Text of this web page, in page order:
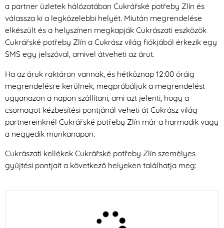
a partner üzletek hálózatában Cukrářské potřeby Zlín és
válassza ki a legközelebbi helyét. Miután megrendelése
elkészült és a helyszínen megkapják Cukrászati eszközök
Cukrářské potřeby Zlín a Cukrász világ fiókjából érkezik egy
SMS egy jelszóval, amivel átveheti az árut.
Ha az áruk raktáron vannak, és hétköznap 12:00 óráig
megrendelésre kerülnek, megpróbáljuk a megrendelést
ugyanazon a napon szállítani, ami azt jelenti, hogy a
csomagot kézbesítési pontjánál veheti át Cukrász világ
partnereinknél Cukrářské potřeby Zlín már a harmadik vagy
a negyedik munkanapon.
Cukrászati kellékek Cukrářské potřeby Zlín személyes
gyűjtési pontjait a következő helyeken találhatja meg: